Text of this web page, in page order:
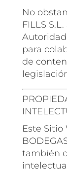
No
FILLS
para
de
Este
también